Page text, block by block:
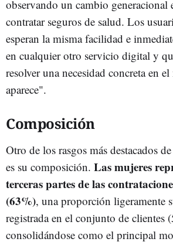
observando un cambio generacional
contratar seguros de salud. Los
esperan la misma facilidad e
en cualquier otro servicio digital y
resolver una necesidad concreta en
aparece".
Composición
Otro de los rasgos más destacados
es su composición. Las mujeres
terceras partes de las
(63%), una proporción ligeramente
registrada en el conjunto de clientes
consolidándose como el principal